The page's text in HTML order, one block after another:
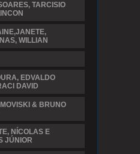
TARCISIO
WILLIAN
EDVALDO
DAVID
& BRUNO
NÍCOLAS E
JÚNIOR